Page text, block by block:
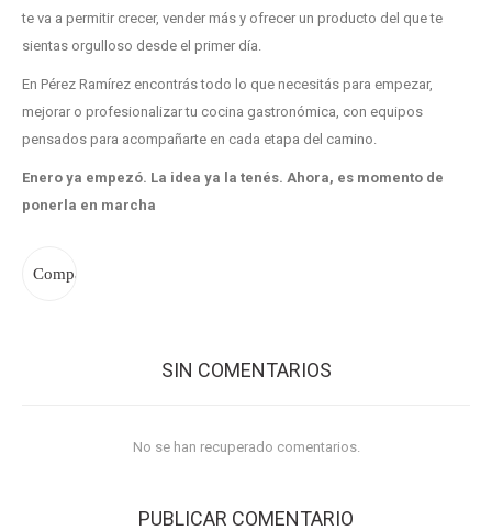
te va a permitir crecer, vender más y ofrecer un producto del que te
sientas orgulloso desde el primer día.
En Pérez Ramírez encontrás todo lo que necesitás para empezar,
mejorar o profesionalizar tu cocina gastronómica, con equipos
pensados para acompañarte en cada etapa del camino.
Enero ya empezó. La idea ya la tenés. Ahora, es momento de
ponerla en marcha
SIN COMENTARIOS
No se han recuperado comentarios.
PUBLICAR COMENTARIO